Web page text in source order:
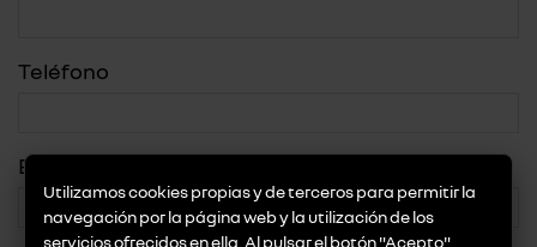
Teléfono
Email
Utilizamos cookies propias y de terceros para permitir la
navegación por la página web y la utilización de los
servicios ofrecidos en ella. Al pulsar el botón "Acepto"